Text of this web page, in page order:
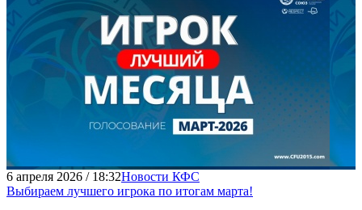
6 апреля 2026 / 18:32Новости КФС
Выбираем лучшего игрока по итогам марта!